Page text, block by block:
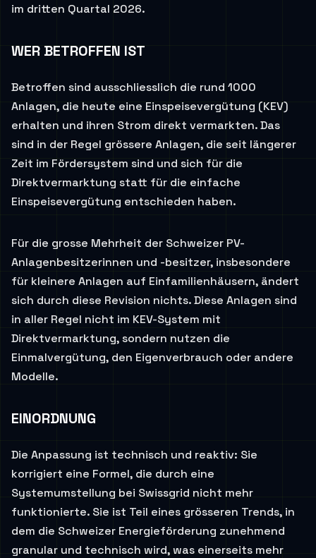
im dritten Quartal 2026.
WER BETROFFEN IST
Betroffen sind ausschliesslich die rund 1000
Anlagen, die heute eine Einspeisevergütung (KEV)
erhalten und ihren Strom direkt vermarkten. Das
sind in der Regel grössere Anlagen, die seit längerer
Zeit im Fördersystem sind und sich für die
Direktvermarktung statt für die einfache
Einspeisevergütung entschieden haben.
Für die grosse Mehrheit der Schweizer PV-
Anlagenbesitzerinnen und -besitzer, insbesondere
für kleinere Anlagen auf Einfamilienhäusern, ändert
sich durch diese Revision nichts. Diese Anlagen sind
in aller Regel nicht im KEV-System mit
Direktvermarktung, sondern nutzen die
Einmalvergütung, den Eigenverbrauch oder andere
Modelle.
EINORDNUNG
Die Anpassung ist technisch und reaktiv: Sie
korrigiert eine Formel, die durch eine
Systemumstellung bei Swissgrid nicht mehr
funktionierte. Sie ist Teil eines grösseren Trends, in
dem die Schweizer Energieförderung zunehmend
granular und technisch wird, was einerseits mehr